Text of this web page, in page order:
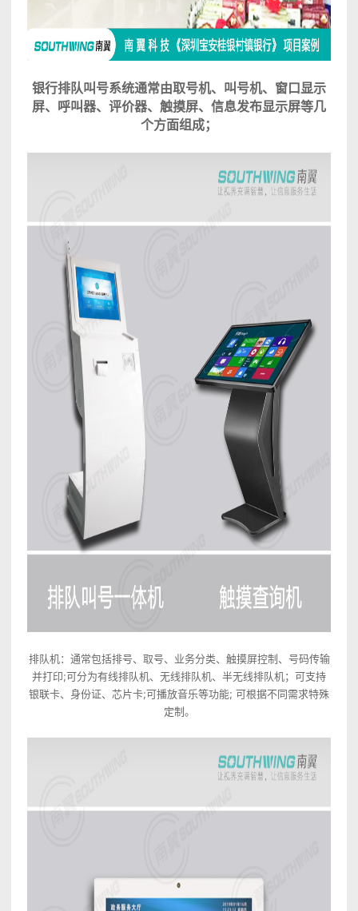
银行排队叫号系统通常由取号机、叫号机、窗口显示
屏、呼叫器、评价器、触摸屏、信息发布显示屏等几
个方面组成；
排队机：通常包括排号、取号、业务分类、触摸屏控制、号码传输
并打印;可分为有线排队机、无线排队机、半无线排队机；可支持
银联卡、身份证、芯片卡;可播放音乐等功能; 可根据不同需求特殊
定制。